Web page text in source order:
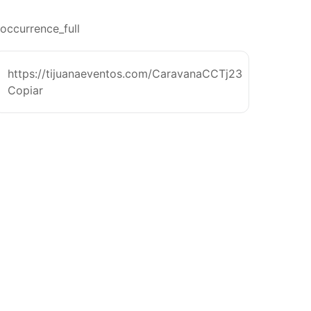
https://tijuanaeventos.com/CaravanaCCTj23
Copiar